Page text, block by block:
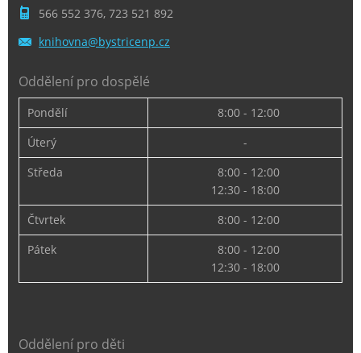
566 552 376, 723 521 892
knihovna@bystricenp.cz
Oddělení pro dospělé
Pondělí
8:00 - 12:00
Úterý
-
Středa
8:00 - 12:00
12:30 - 18:00
Čtvrtek
8:00 - 12:00
Pátek
8:00 - 12:00
12:30 - 18:00
Oddělení pro děti